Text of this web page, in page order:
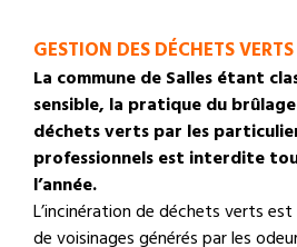
GESTION DES DÉCHETS VERTS
La commune de Salles étant
sensible, la pratique du
déchets verts par les
professionnels est interdite
l’année.
L’incinération de déchets verts
de voisinages générés par les